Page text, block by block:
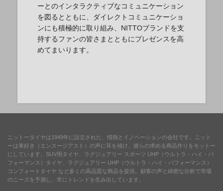
ーとのインタラクティブなコミュニケーション
を図るとともに、ダイレクトコミュニケーショ
ンにも積極的に取り組み、NITTOブランドを支
持するファンの皆さまとともにプレゼンスを高
めてまいります。
ニットータイヤは1949年に設立された、情熱とイノベーションの会社です。ニット
ーは車好き（エンスージアスト）の声に耳を傾け、彼らの求める商品作りをモットー
にしています。SUV用タイヤ、ラグジュアリー スポーツ UHP（ウルトラ・ハイ・パ
フォーマンス）タイヤ、ラグジュアリー UHP（ウルトラ・ハイ・パフォーマンス）
コンフォートタイヤ など多くの高品質な商品を提供。顧客の声と綿密な分析で市場
のニーズを予測し、常にトレンドを生み出しています。